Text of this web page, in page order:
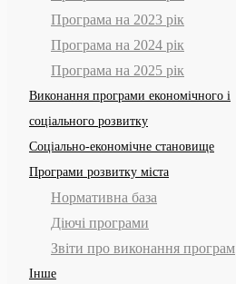
Програма на 2023 рік
Програма на 2024 рік
Програма на 2025 рік
Виконання програми економічного і
соціального розвитку
Соціально-економічне становище
Програми розвитку міста
Нормативна база
Діючі програми
Звіти про виконання програм
Інше